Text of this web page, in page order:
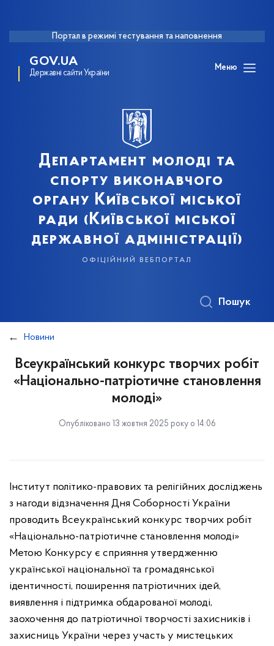
Портал в режимі тестування та наповнення
GOV.UA
Державні сайти України
Меню
Департамент молоді та
спорту виконавчого
органу Київської міської
ради (Київської міської
державної адміністрації)
офіційний вебпортал
Пошук
Новини
Всеукраїнський конкурс творчих робіт
«Національно-патріотичне становлення
молоді»
Опубліковано 13 жовтня 2025 року о 14:06
Інститут політико-правових та релігійних досліджень
з нагоди відзначення Дня Соборності України
проводить Всеукраїнський конкурс творчих робіт
«Національно-патріотичне становлення молоді»
Метою Конкурсу є сприяння утвердженню
української національної та громадянської
ідентичності, поширення патріотичних ідей,
виявлення і підтримка обдарованої молоді,
заохочення до патріотичної творчості захисників і
захисниць України через участь у мистецьких